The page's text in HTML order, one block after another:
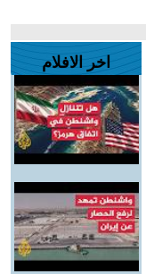
اخر الافلام